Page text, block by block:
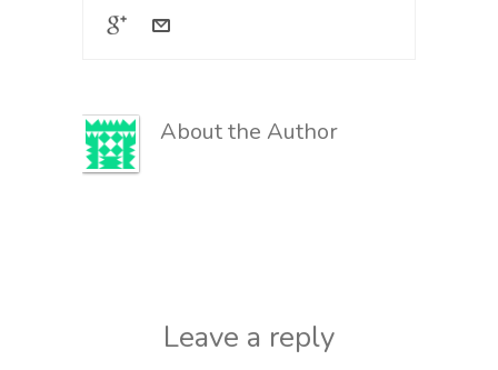
About the Author
Leave a reply